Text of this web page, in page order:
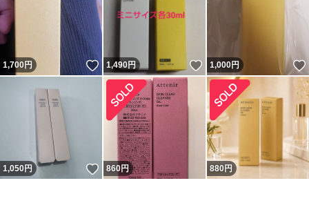
1,700円 いいね！
1,490円 いいね！
1,000円
1,050円 いいね！
860円 880円